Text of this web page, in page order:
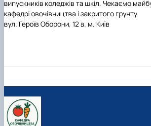
випускників коледжів та шкіл. Чекаємо
кафедрі овочівництва і закритого грунту
вул. Героїв Оборони, 12 в, м. Київ